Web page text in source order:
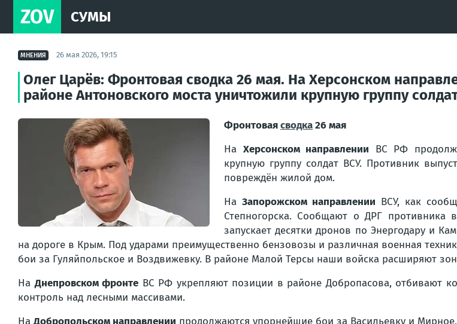
ZOV СУМЫ
МНЕНИЯ 26 мая 2026, 19:15
Олег Царёв: Фронтовая сводка 26 мая. На Херсонском
районе Антоновского моста уничтожили крупную группу
Фронтоваясводка26 мая
На Херсонском направлении ВС РФ
крупную группу солдат ВСУ. Противник
повреждён жилой дом.
На Запорожском направлении ВСУ, как
Степногорска. Сообщают о ДРГ
запускает десятки дронов по Энергодару и
на дороге в Крым. Под ударами преимущественно бензовозы и различная военная
бои за Гуляйпольское и Воздвижевку. В районе Малой Терсы наши войска расширяют
НаДнепровском фронте ВС РФ укрепляют позиции в районе Добропасова, отбивают
контроль над лесными массивами.
НаДобропольском направлении продолжаются упорнейшие бои за Васильевку и